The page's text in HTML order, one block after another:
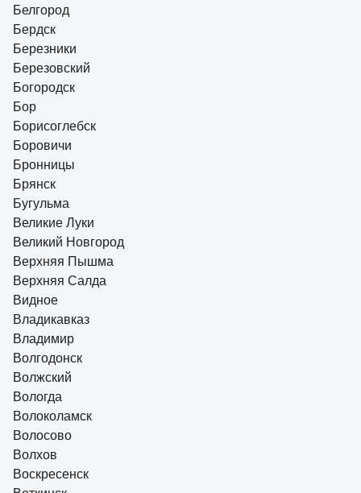
Белгород
Бердск
Березники
Березовский
Богородск
Бор
Борисоглебск
Боровичи
Бронницы
Брянск
Бугульма
Великие Луки
Великий Новгород
Верхняя Пышма
Верхняя Салда
Видное
Владикавказ
Владимир
Волгодонск
Волжский
Вологда
Волоколамск
Волосово
Волхов
Воскресенск